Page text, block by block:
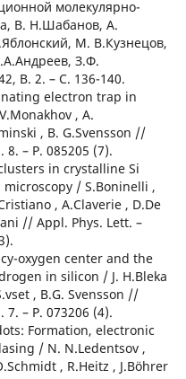
молекулярно-
В. Н.Шабанов, А.
М. В.Кузнецов,
З.Ф.
В. 2. – С. 136-140.
electron trap in
, A.
, B. G.Svensson //
8. – P. 085205 (7).
in crystalline Si
/ S.Boninelli ,
, A.Claverie , D.De
// Appl. Phys. Lett. –
oxygen center and the
in silicon / J. H.Bleka
, B.G. Svensson //
7. – P. 073206 (4).
Formation, electronic
/ N. N.Ledentsov ,
, R.Heitz , J.Böhrer